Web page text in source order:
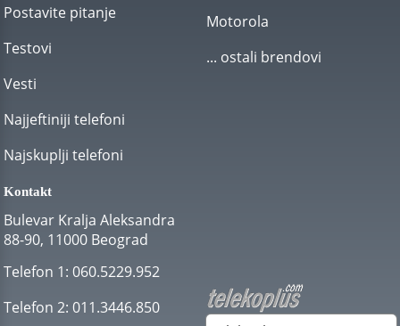
Postavite pitanje
Testovi
Vesti
Najjeftiniji telefoni
Najskuplji telefoni
Motorola
... ostali brendovi
Kontakt
Bulevar Kralja Aleksandra
88-90, 11000 Beograd
Telefon 1: 060.5229.952
Telefon 2: 011.3446.850